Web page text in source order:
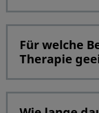
Für welche
Therapie